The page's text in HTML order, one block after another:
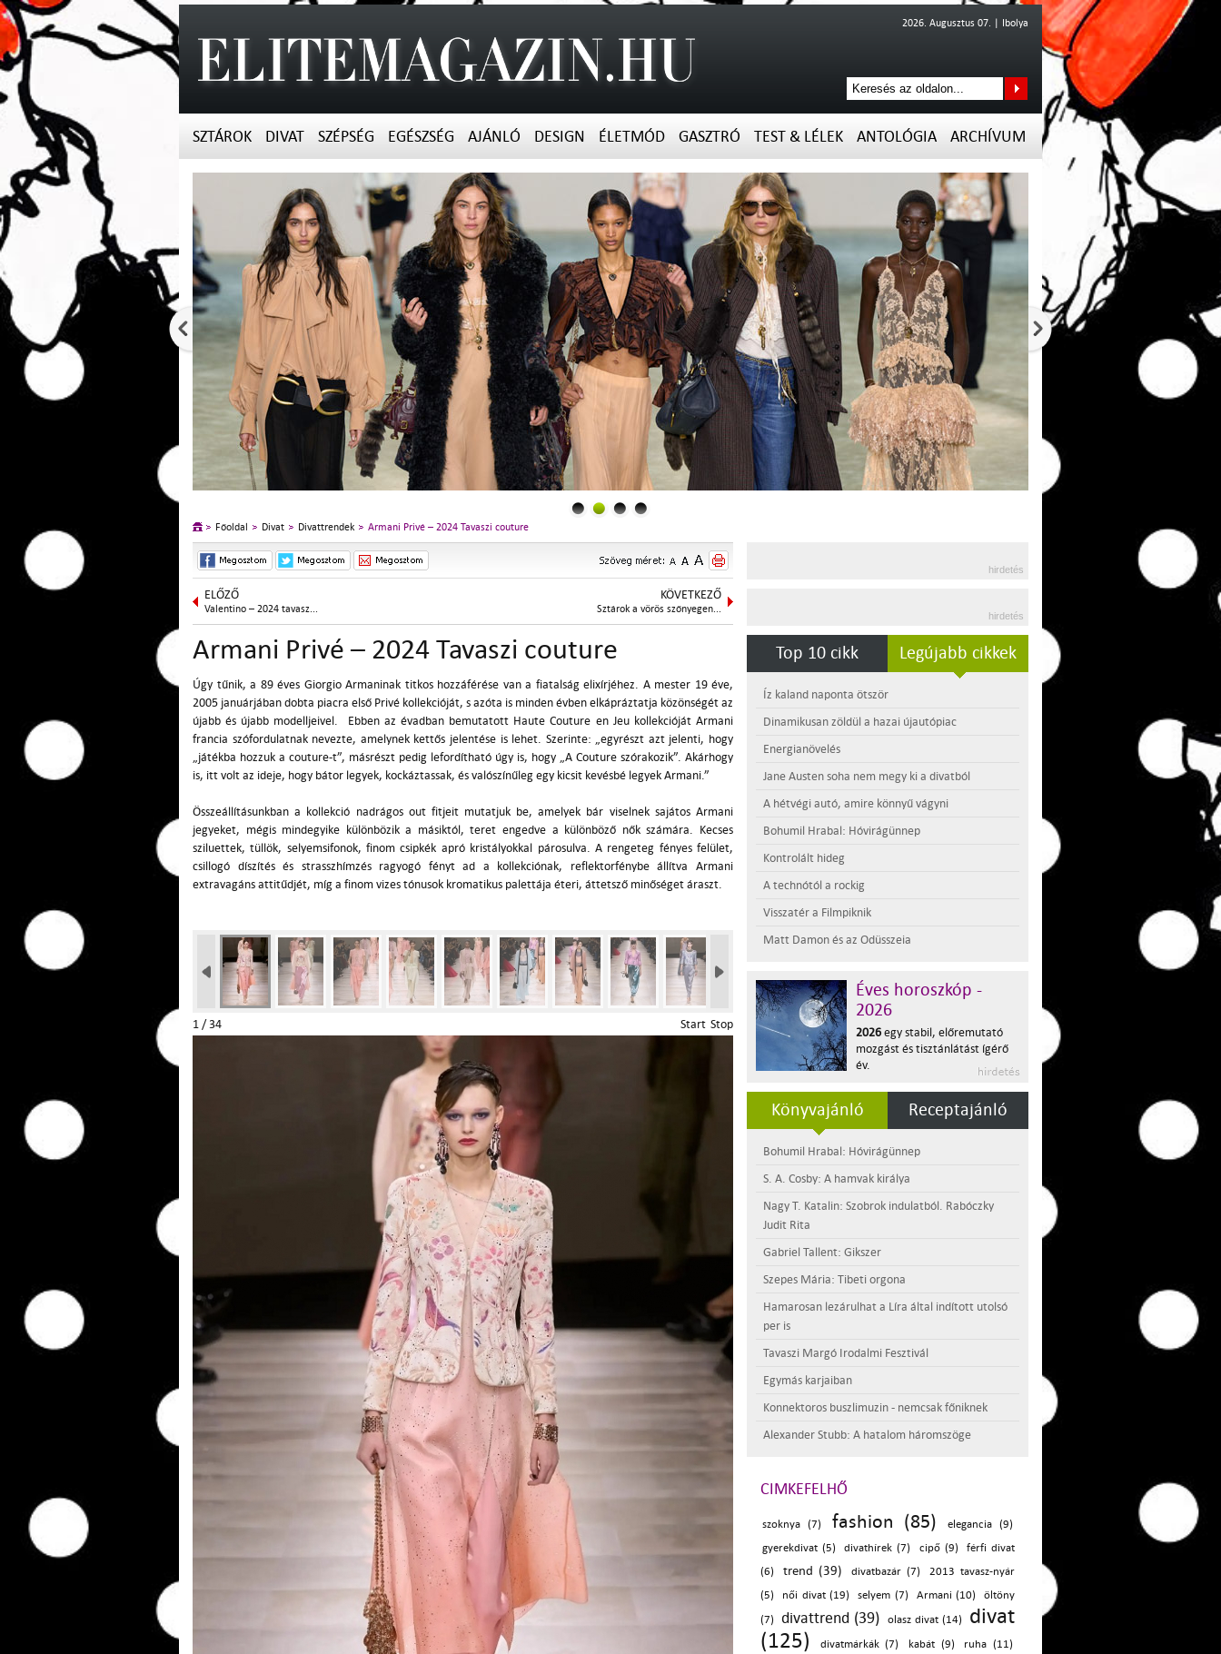
2026. Augusztus 07. | Ibolya
SZTÁROK DIVAT SZÉPSÉG EGÉSZSÉG AJÁNLÓ DESIGN ÉLETMÓD GASZTRÓ TEST & LÉLEK ANTOLÓGIA ARCHÍVUM
Főoldal Divat Divattrendek Armani Privé – 2024 Tavaszi couture
ELŐZŐ
Valentino – 2024 tavasz...
KÖVETKEZŐ
Sztárok a vörös szőnyegen...
Armani Privé – 2024 Tavaszi couture
Úgy tűnik, a 89 éves Giorgio Armaninak titkos hozzáférése van a fiatalság elixírjéhez. A mester 19 éve,
2005 januárjában dobta piacra első Privé kollekcióját, s azóta is minden évben elkápráztatja közönségét az
újabb és újabb modelljeivel. Ebben az évadban bemutatott Haute Couture en Jeu kollekcióját Armani
francia szófordulatnak nevezte, amelynek kettős jelentése is lehet. Szerinte: „egyrészt azt jelenti, hogy
„játékba hozzuk a couture-t”, másrészt pedig lefordítható úgy is, hogy „A Couture szórakozik”. Akárhogy
is, itt volt az ideje, hogy bátor legyek, kockáztassak, és valószínűleg egy kicsit kevésbé legyek Armani.”
Összeállításunkban a kollekció nadrágos out fitjeit mutatjuk be, amelyek bár viselnek sajátos Armani
jegyeket, mégis mindegyike különbözik a másiktól, teret engedve a különböző nők számára. Kecses
sziluettek, tüllök, selyemsifonok, finom csipkék apró kristályokkal párosulva. A rengeteg fényes felület,
csillogó díszítés és strasszhímzés ragyogó fényt ad a kollekciónak, reflektorfénybe állítva Armani
extravagáns attitűdjét, míg a finom vizes tónusok kromatikus palettája éteri, áttetsző minőséget áraszt.
1 / 34 Start Stop
hirdetés
hirdetés
Top 10 cikk Legújabb cikkek
Íz kaland naponta ötször
Dinamikusan zöldül a hazai újautópiac
Energianövelés
Jane Austen soha nem megy ki a divatból
A hétvégi autó, amire könnyű vágyni
Bohumil Hrabal: Hóvirágünnep
Kontrolált hideg
A technótól a rockig
Visszatér a Filmpiknik
Matt Damon és az Odüsszeia
Éves horoszkóp -
2026
2026 egy stabil, előremutató
mozgást és tisztánlátást ígérő
év.
Könyvajánló Receptajánló
Bohumil Hrabal: Hóvirágünnep
S. A. Cosby: A hamvak királya
Nagy T. Katalin: Szobrok indulatból. Rabóczky
Judit Rita
Gabriel Tallent: Gikszer
Szepes Mária: Tibeti orgona
Hamarosan lezárulhat a Líra által indított utolsó
per is
Tavaszi Margó Irodalmi Fesztivál
Egymás karjaiban
Konnektoros buszlimuzin - nemcsak főniknek
Alexander Stubb: A hatalom háromszöge
CIMKEFELHŐ
szoknya (7) fashion (85)
elegancia (9)
gyerekdivat (5)
divathírek (7) cipő (9)
férfi divat
(6)
trend (39) divatbazár (7)
2013 tavasz-nyár
(5)
női divat (19) selyem (7) Armani (10) öltöny
(7) divattrend (39) olasz divat (14)
divat
(125)
divatmárkák (7) kabát (9)
ruha (11)